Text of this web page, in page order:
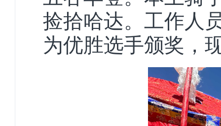
捡拾哈达。工作人
为优胜选手颁奖，